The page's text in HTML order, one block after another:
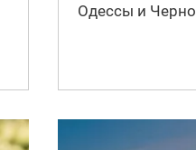
Одессы и